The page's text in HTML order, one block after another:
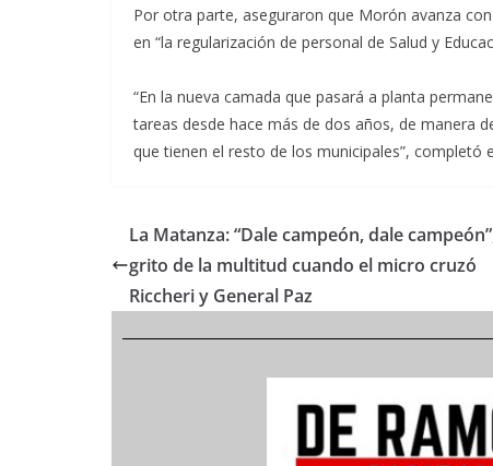
Por otra parte, aseguraron que Morón avanza
en “la regularización de personal de Salud y
“En la nueva camada que pasará a planta
tareas desde hace más de dos años, de manera
que tienen el resto de los municipales”, completó
La Matanza: “Dale campeón, dale
grito de la multitud cuando el micro cruzó
Riccheri y General Paz